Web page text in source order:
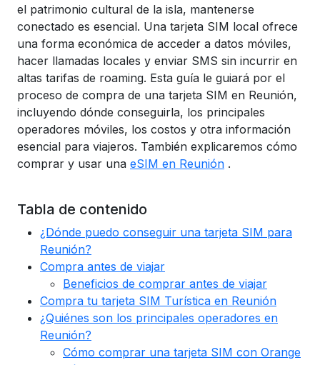
el patrimonio cultural de la isla, mantenerse
conectado es esencial. Una tarjeta SIM local ofrece
una forma económica de acceder a datos móviles,
hacer llamadas locales y enviar SMS sin incurrir en
altas tarifas de roaming. Esta guía le guiará por el
proceso de compra de una tarjeta SIM en Reunión,
incluyendo dónde conseguirla, los principales
operadores móviles, los costos y otra información
esencial para viajeros. También explicaremos cómo
comprar y usar una eSIM en Reunión .
Tabla de contenido
¿Dónde puedo conseguir una tarjeta SIM para
Reunión?
Compra antes de viajar
Beneficios de comprar antes de viajar
Compra tu tarjeta SIM Turística en Reunión
¿Quiénes son los principales operadores en
Reunión?
Cómo comprar una tarjeta SIM con Orange